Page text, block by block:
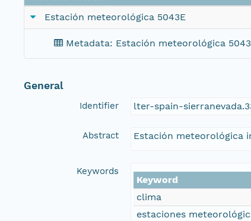
Estación meteorológica 5043E
Metadata: Estación meteorológica
General
Identifier lter-spain-
Abstract Estación meteorológica
Keywords
Keyword
clima
estaciones